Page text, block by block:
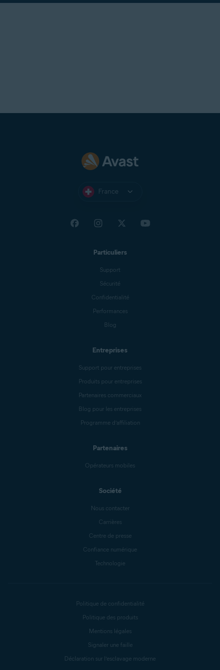
France
Particuliers
Support
Sécurité
Confidentialité
Performances
Blog
Entreprises
Support pour entreprises
Produits pour entreprises
Partenaires commerciaux
Blog pour les entreprises
Programme d’affiliation
Partenaires
Opérateurs mobiles
Société
Nous contacter
Carrières
Centre de presse
Confiance numérique
Technologie
Politique de confidentialité
Politique des produits
Mentions légales
Signaler une faille
Déclaration sur l’esclavage moderne